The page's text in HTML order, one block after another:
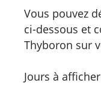
Vous pouvez
ci-dessous et
Thyboron sur
Jours à afficher